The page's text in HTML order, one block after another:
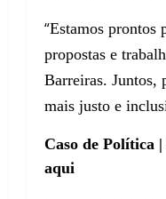
“Estamos prontos
propostas e
Barreiras. Juntos,
mais justo e
Caso de Política
aqui